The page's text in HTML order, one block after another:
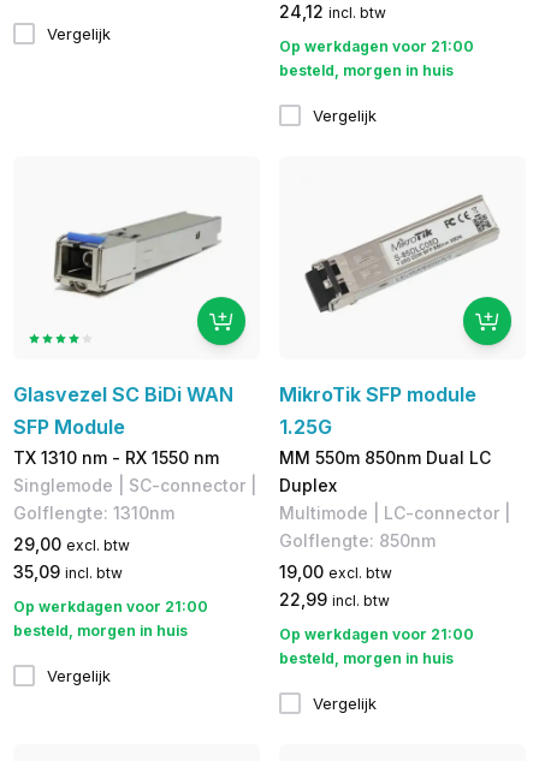
Vergelijk
24,12 incl. btw
Op werkdagen voor 21:00
besteld, morgen in huis
Vergelijk
Glasvezel SC BiDi WAN
SFP Module
TX 1310 nm - RX 1550 nm
Singlemode | SC-connector |
Golflengte: 1310nm
29,00 excl. btw
35,09 incl. btw
Op werkdagen voor 21:00
besteld, morgen in huis
Vergelijk
MikroTik SFP module
1.25G
MM 550m 850nm Dual LC
Duplex
Multimode | LC-connector | ​
Golflengte: 850nm
19,00 excl. btw
22,99 incl. btw
Op werkdagen voor 21:00
besteld, morgen in huis
Vergelijk